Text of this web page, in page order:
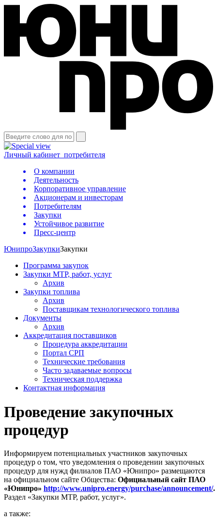
Личный кабинет потребителя
О компании
Деятельность
Корпоративное управление
Акционерам и инвесторам
Потребителям
Закупки
Устойчивое развитие
Пресс-центр
ЮнипроЗакупкиЗакупки
Программа закупок
Закупки МТР, работ, услуг
Архив
Закупки топлива
Архив
Поставщикам технологического топлива
Документы
Архив
Аккредитация поставщиков
Процедура аккредитации
Портал СРП
Технические требования
Часто задаваемые вопросы
Техническая поддержка
Контактная информация
Проведение закупочных
процедур
Информируем потенциальных участников закупочных
процедур о том, что уведомления о проведении закупочных
процедур для нужд филиалов ПАО «Юнипро» размещаются
на официальном сайте Общества: Официальный сайт ПАО
«Юнипро» http://www.unipro.energy/purchase/announcement/.
Раздел «Закупки МТР, работ, услуг».
а также: